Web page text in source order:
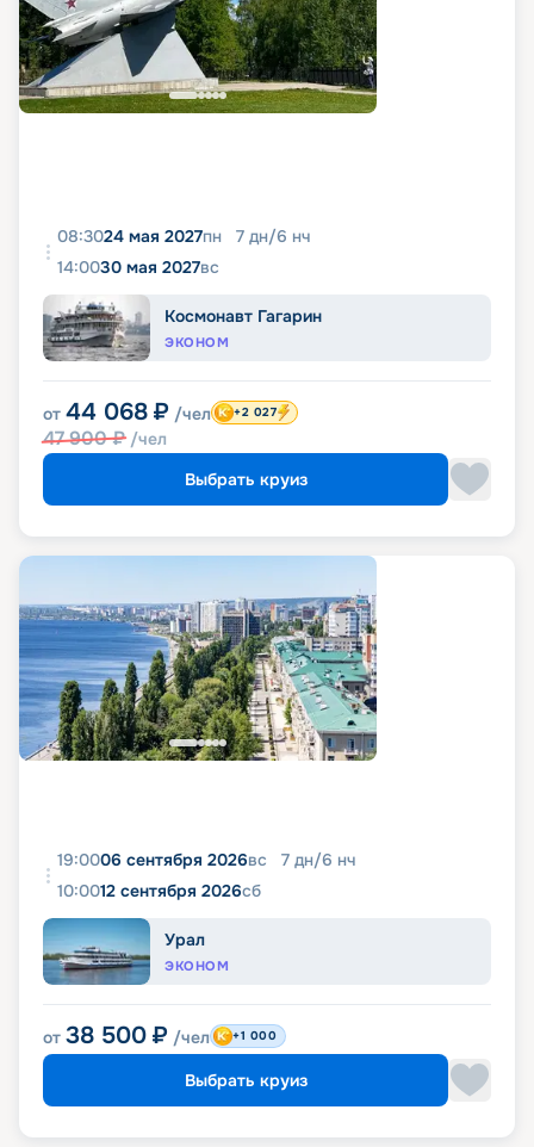
08:3024 мая 2027пн 7 дн/6 нч
14:0030 мая 2027вс
Космонавт Гагарин
ЭКОНОМ
от 44 068 ₽ /чел
47 900₽ /чел
+2 027
Выбрать круиз
19:0006 сентября 2026вс 7 дн/6 нч
10:0012 сентября 2026сб
Урал
ЭКОНОМ
от 38 500 ₽ /чел +1 000
Выбрать круиз